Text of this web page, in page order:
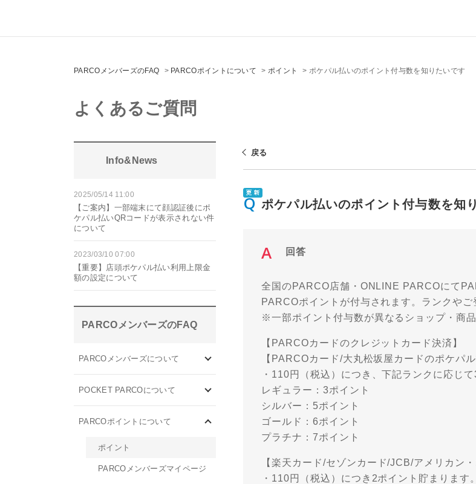
PARCOメンバーズのFAQ > PARCOポイントについて > ポイント >ポケパル払いのポイント付与数を知りたいです
よくあるご質問
Info&News
2025/05/14 11:00
【ご案内】一部端末にて顔認証後にポ
ケパル払いQRコードが表示されない件
について
2023/03/10 07:00
【重要】店頭ポケパル払い利用上限金
額の設定について
PARCOメンバーズのFAQ
PARCOメンバーズについて
POCKET PARCOについて
PARCOポイントについて
ポイント
PARCOメンバーズマイページ
戻る
ポケパル払いのポイント付与数を知
回答
全国のPARCO店舗・ONLINE PARCOにて
PARCOポイントが付与されます。ランクや
※一部ポイント付与数が異なるショップ・商
【PARCOカードのクレジットカード決済】
【PARCOカード/大丸松坂屋カードのポケパル
・110円（税込）につき、下記ランクに応じ
レギュラー：3ポイント
シルバー：5ポイント
ゴールド：6ポイント
プラチナ：7ポイント
【楽天カード/セゾンカード/JCB/アメリカン
・110円（税込）につき2ポイント貯まります。